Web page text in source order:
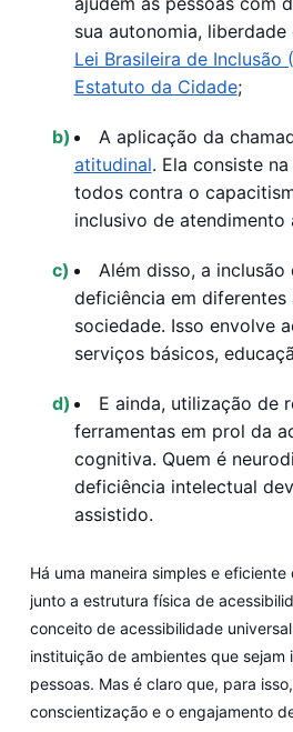
sua autonomia,
Lei Brasileira de Inclusão
Estatuto da Cidade;
A aplicação da
atitudinal. Ela consiste
todos contra o
inclusivo de atendimento
Além disso, a inclusão
deficiência em diferentes
sociedade. Isso envolve
serviços básicos,
E ainda, utilização de
ferramentas em prol da
cognitiva. Quem é
deficiência intelectual
assistido.
Há uma maneira simples e
junto a estrutura física de
conceito de acessibilidade
instituição de ambientes que sejam
pessoas. Mas é claro que, para
conscientização e o engajamento